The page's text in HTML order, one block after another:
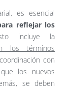
es esencial
reflejar los
incluye la
los términos
con
los nuevos
se deben